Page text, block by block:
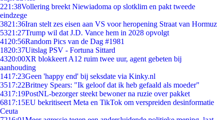
221:38Vollering breekt Niewiadoma op slotklim en pakt tweede
eindzege
3821:36Iran stelt zes eisen aan VS voor heropening Straat van Hormuz
5321:27Trump wil dat J.D. Vance hem in 2028 opvolgt
41 20:56Random Pics van de Dag #1981
1820:37Uitslag PSV - Fortuna Sittard
4320:00XR blokkeert A12 ruim twee uur, agent gebeten bij
aanhouding
1417:23Geen 'happy end' bij seksdate via Kinky.nl
3517:22Britney Spears: "Ik geloof dat ik heb gefaald als moeder"
4317:19PostNL-bezorger steekt bewoner na ruzie over pakket
6817:15EU bekritiseert Meta en TikTok om verspreiden desinformatie
Ceuta